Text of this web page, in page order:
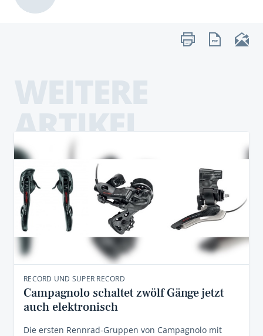
ARTIKEL
RECORD UND SUPER RECORD
Campagnolo schaltet zwölf Gänge jetzt
auch elektronisch
Die ersten Rennrad-Gruppen von Campagnolo mit